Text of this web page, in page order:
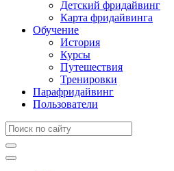
Детский фридайвинг
Карта фридайвинга
Обучение
История
Курсы
Путешествия
Тренировки
Парафридайвинг
Пользователи